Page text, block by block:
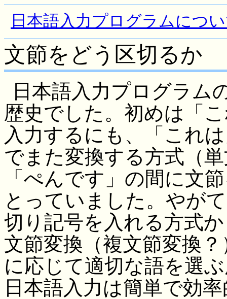
日本語入力プログラムにつ
文節をどう区切るか
日本語入力プログラム
歴史でした。初めは「
入力するにも、「これ
でまた変換する方式（
「ぺんです」の間に文
とっていました。やが
切り記号を入れる方式
文節変換（複文節変換
に応じて適切な語を選
日本語入力は簡単で効